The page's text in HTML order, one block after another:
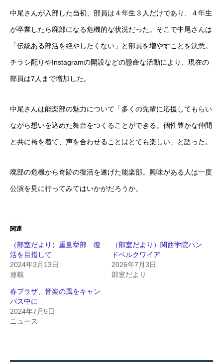
中尾さんが入部した当初、部員は４年生３人だけであり、４年生
が卒業したら廃部になる危機的な状況だった。そこで中尾さんは
「伝統ある部活を絶やしたくない」と部員を増やすことを決意。
チラシ配りやInstagramの開設などの懸命な活動により、現在の
部員は7人まで増加した。
中尾さんは能楽部の魅力について「多くの先輩に応援してもらい
ながら想いを込めた舞台をつくることができる。個性豊かな仲間
と共に袴を着て、声を合わせることはとても楽しい」と語った。
廃部の危機から奇跡の復活を遂げた能楽部。興味がある人は一度
公演を見に行ってみてはいかがだろうか。
関連
（部室だより）重量挙部 復
活を目指して
2024年3月13日
連載
（部室だより）関西学院ハン
ドベルクワイア
2026年7月3日
部室だより
春プラザ、音楽の風をキャン
パス中に
2024年7月5日
ニュース